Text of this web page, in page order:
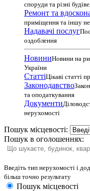
споруди та різні
Ремонт та
приміщення та іншу
Надавачі послуг
оздоблення
НовиниНовини на
України
СтаттіЦікаві статті
Законодавство
та оподаткування
Документи
нерухомості
Пошук місцевості:
Пошук в оголошеннях:
Введіть тип нерухомості і
більш точно результату
Пошук місцевості